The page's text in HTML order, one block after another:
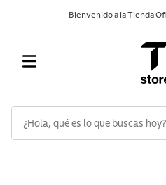
Bienvenido a la Tienda